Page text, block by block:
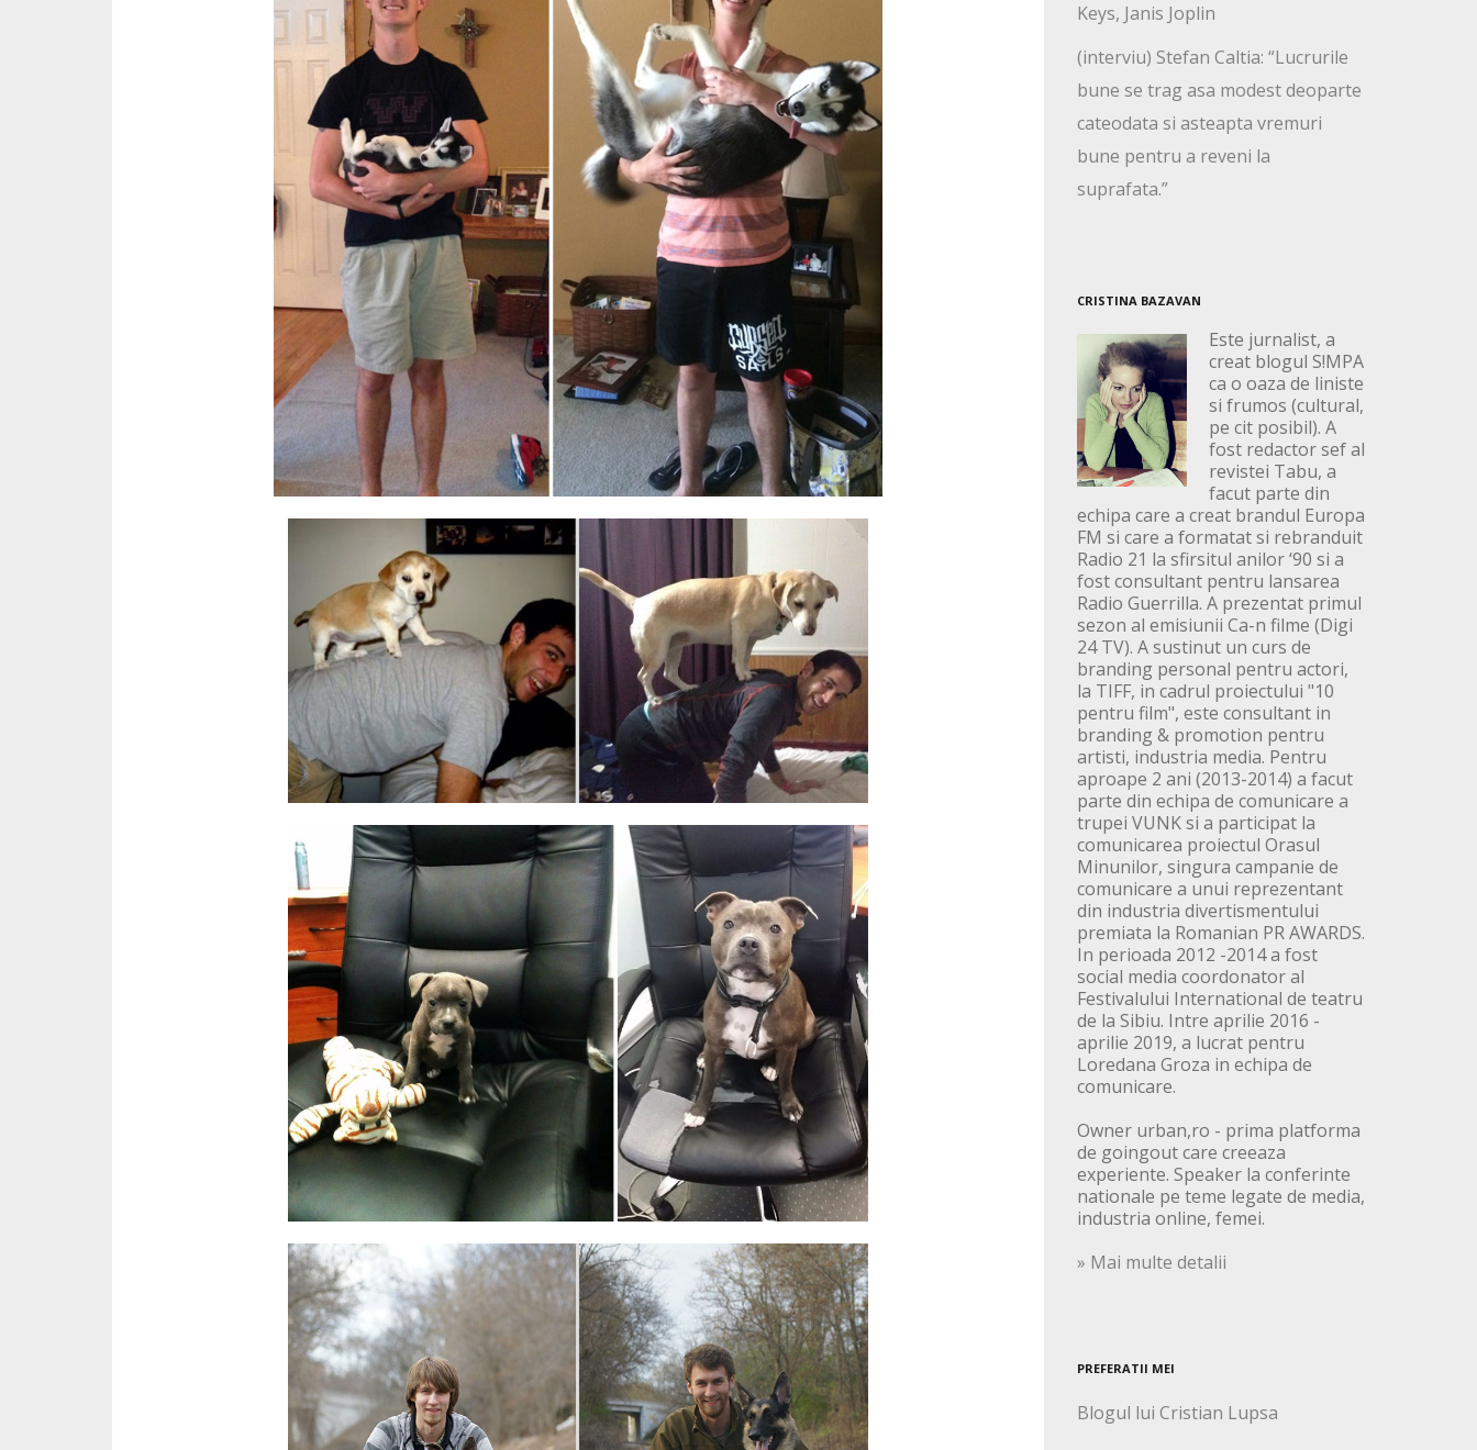
Keys, Janis Joplin
(interviu) Stefan Caltia: “Lucrurile
bune se trag asa modest deoparte
cateodata si asteapta vremuri
bune pentru a reveni la
suprafata.”
CRISTINA BAZAVAN
Este jurnalist, a
creat blogul S!MPA
ca o oaza de liniste
si frumos (cultural,
pe cit posibil). A
fost redactor sef al
revistei Tabu, a
facut parte din
echipa care a creat brandul Europa
FM si care a formatat si rebranduit
Radio 21 la sfirsitul anilor ‘90 si a
fost consultant pentru lansarea
Radio Guerrilla. A prezentat primul
sezon al emisiunii Ca-n filme (Digi
24 TV). A sustinut un curs de
branding personal pentru actori,
la TIFF, in cadrul proiectului "10
pentru film", este consultant in
branding & promotion pentru
artisti, industria media. Pentru
aproape 2 ani (2013-2014) a facut
parte din echipa de comunicare a
trupei VUNK si a participat la
comunicarea proiectul Orasul
Minunilor, singura campanie de
comunicare a unui reprezentant
din industria divertismentului
premiata la Romanian PR AWARDS.
In perioada 2012 -2014 a fost
social media coordonator al
Festivalului International de teatru
de la Sibiu. Intre aprilie 2016 -
aprilie 2019, a lucrat pentru
Loredana Groza in echipa de
comunicare.
Owner urban,ro - prima platforma
de goingout care creeaza
experiente. Speaker la conferinte
nationale pe teme legate de media,
industria online, femei.
» Mai multe detalii
PREFERATII MEI
Blogul lui Cristian Lupsa